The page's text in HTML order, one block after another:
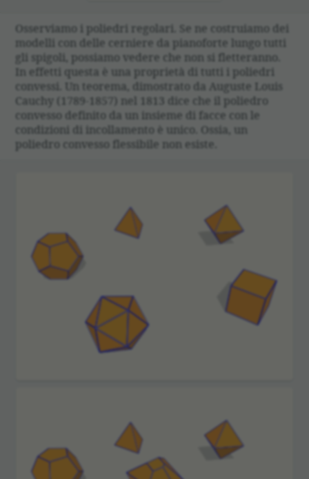
Osserviamo i poliedri regolari. Se ne costruiamo dei
modelli con delle cerniere da pianoforte lungo tutti
gli spigoli, possiamo vedere che non si fletteranno.
In effetti questa è una proprietà di tutti i poliedri
convessi. Un teorema, dimostrato da Auguste Louis
Cauchy (1789-1857) nel 1813 dice che il poliedro
convesso definito da un insieme di facce con le
condizioni di incollamento è unico. Ossia, un
poliedro convesso fles­sibile non esiste.